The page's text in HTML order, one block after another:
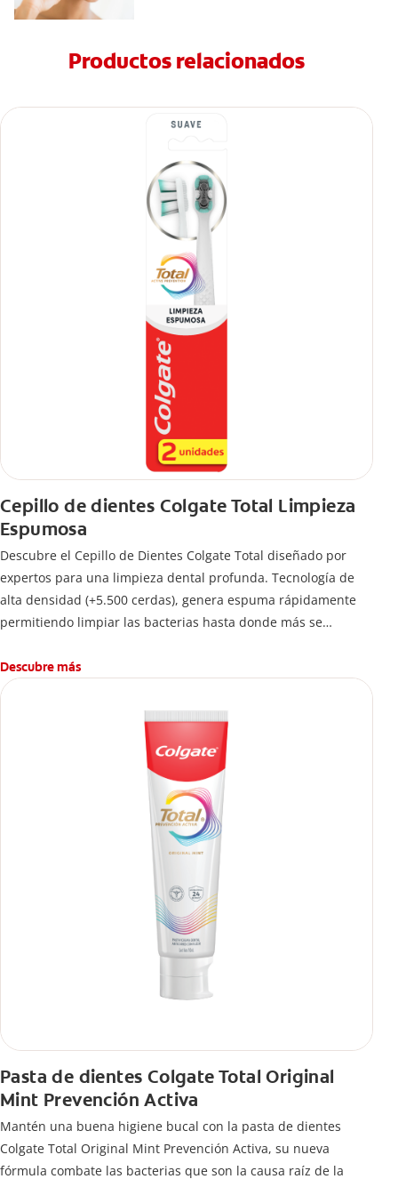
Productos relacionados
Cepillo de dientes Colgate Total Limpieza
Espumosa
Descubre el Cepillo de Dientes Colgate Total diseñado por
expertos para una limpieza dental profunda. Tecnología de
alta densidad (+5.500 cerdas), genera espuma rápidamente
permitiendo limpiar las bacterias hasta donde más se
Descubre más
Pasta de dientes Colgate Total Original
Mint Prevención Activa
Mantén una buena higiene bucal con la pasta de dientes
Colgate Total Original Mint Prevención Activa, su nueva
fórmula combate las bacterias que son la causa raíz de la